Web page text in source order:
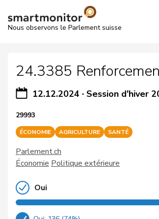
Nous observons le Parlement suisse
24.3385
12.12.2024 · Session d'hiver
29993
ÉCONOMIE AGRICULTURE SANTÉ
Parlement.ch
Économie Politique extérieure
Oui